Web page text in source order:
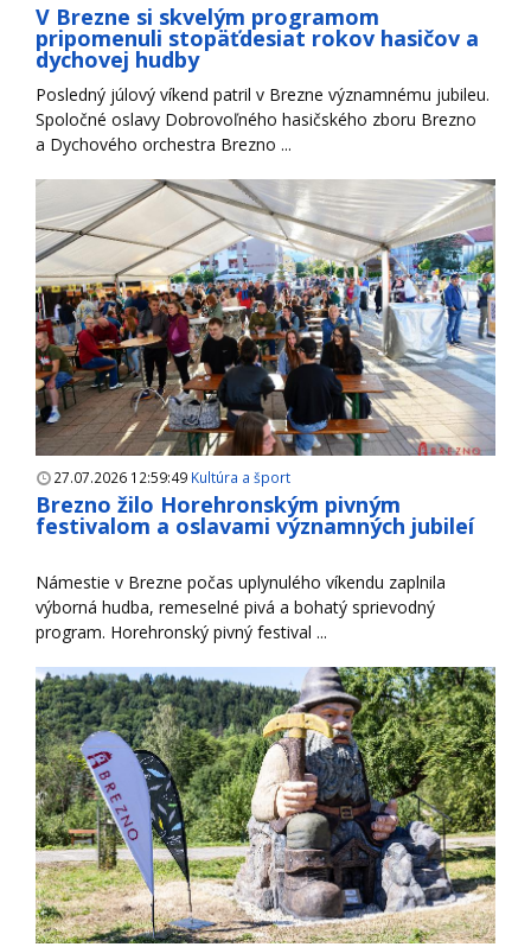
V Brezne si skvelým programom
pripomenuli stopäťdesiat rokov hasičov a
dychovej hudby
Posledný júlový víkend patril v Brezne významnému jubileu.
Spoločné oslavy Dobrovoľného hasičského zboru Brezno
a Dychového orchestra Brezno ...
27.07.2026 12:59:49 Kultúra a šport
Brezno žilo Horehronským pivným
festivalom a oslavami významných jubileí
Námestie v Brezne počas uplynulého víkendu zaplnila
výborná hudba, remeselné pivá a bohatý sprievodný
program. Horehronský pivný festival ...